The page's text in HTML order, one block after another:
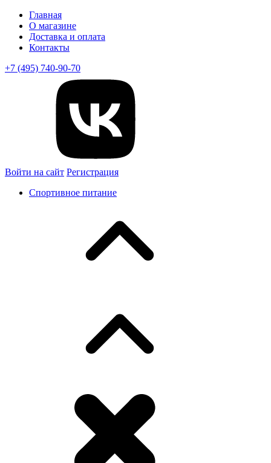
Главная
О магазине
Доставка и оплата
Контакты
+7 (495) 740-90-70
Войти на сайт Регистрация
Спортивное питание